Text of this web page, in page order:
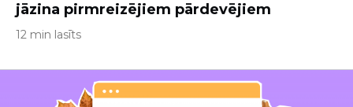
jāzina pirmreizējiem pārdevējiem
12 min lasīts